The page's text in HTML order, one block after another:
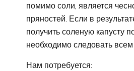
помимо соли, является
пряностей. Если в
получить соленую капусту
необходимо следовать
Нам потребуется: